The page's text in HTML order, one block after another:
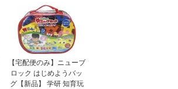
【宅配便のみ】ニューブ
ロック はじめようバッ
グ【新品】 学研 知育玩